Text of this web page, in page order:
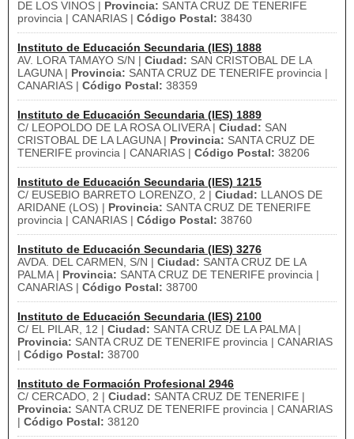
DE LOS VINOS | Provincia: SANTA CRUZ DE TENERIFE
provincia | CANARIAS | Código Postal: 38430
Instituto de Educación Secundaria (IES) 1888
AV. LORA TAMAYO S/N | Ciudad: SAN CRISTOBAL DE LA
LAGUNA | Provincia: SANTA CRUZ DE TENERIFE provincia |
CANARIAS | Código Postal: 38359
Instituto de Educación Secundaria (IES) 1889
C/ LEOPOLDO DE LA ROSA OLIVERA | Ciudad: SAN
CRISTOBAL DE LA LAGUNA | Provincia: SANTA CRUZ DE
TENERIFE provincia | CANARIAS | Código Postal: 38206
Instituto de Educación Secundaria (IES) 1215
C/ EUSEBIO BARRETO LORENZO, 2 | Ciudad: LLANOS DE
ARIDANE (LOS) | Provincia: SANTA CRUZ DE TENERIFE
provincia | CANARIAS | Código Postal: 38760
Instituto de Educación Secundaria (IES) 3276
AVDA. DEL CARMEN, S/N | Ciudad: SANTA CRUZ DE LA
PALMA | Provincia: SANTA CRUZ DE TENERIFE provincia |
CANARIAS | Código Postal: 38700
Instituto de Educación Secundaria (IES) 2100
C/ EL PILAR, 12 | Ciudad: SANTA CRUZ DE LA PALMA |
Provincia: SANTA CRUZ DE TENERIFE provincia | CANARIAS
| Código Postal: 38700
Instituto de Formación Profesional 2946
C/ CERCADO, 2 | Ciudad: SANTA CRUZ DE TENERIFE |
Provincia: SANTA CRUZ DE TENERIFE provincia | CANARIAS
| Código Postal: 38120